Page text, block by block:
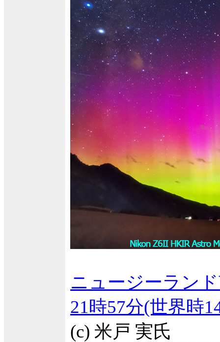
ニュージーラン
21時57分(世界時
(c) 米戸 実氏